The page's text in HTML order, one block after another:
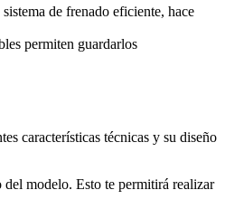
de frenado eficiente, hace
permiten guardarlos
características técnicas y su diseño
del modelo. Esto te permitirá realizar